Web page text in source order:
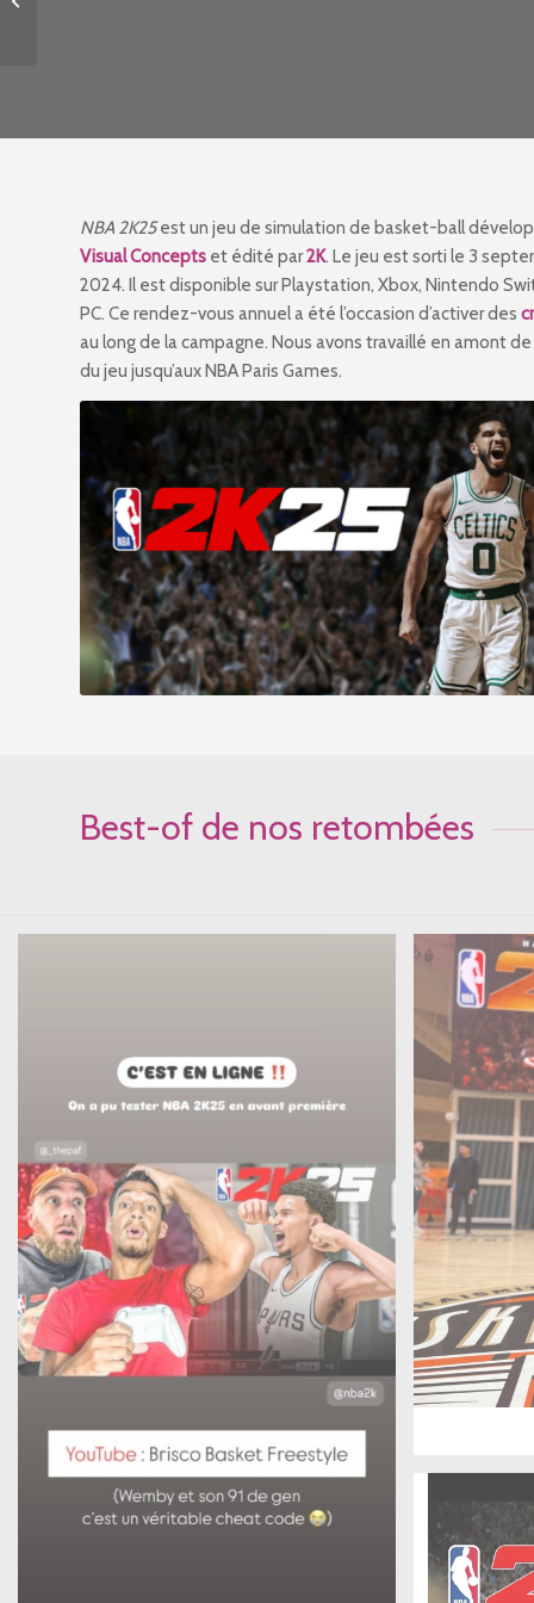
NBA 2K25est un jeu de simulation de basket-ball
Visual Concepts et édité par2K. Le jeu est sorti le 3
2024. Il est disponible sur Playstation, Xbox, Nintendo
PC. Ce rendez-vous annuel a été l’occasion d’activer des
au long de la campagne. Nous avons travaillé en amont
du jeu jusqu’aux NBA Paris Games.
Best-of de nos retombées